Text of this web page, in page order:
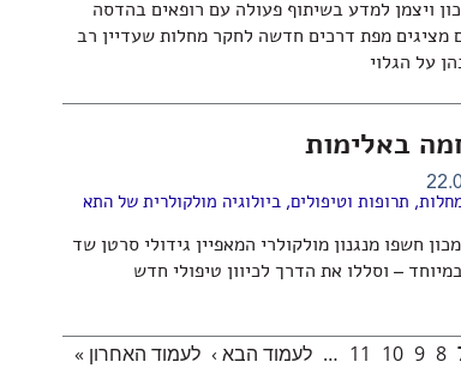
ויצמן למדע בשיתוף פעולה עם רופאים בהדסה
מציגים מפת דרכים חדשה לחקר מחלות שעדיין רב
על הגלוי
באלימות
תרופות וטיפולים,ביולוגיה מולקולרית של התא
חשפו מנגנון מולקולרי המאפיין גידולי סרטן שד
– וסללו את הדרך לכיוון טיפולי חדש
8
9
10
11
… לעמוד הבא › לעמוד האחרון »